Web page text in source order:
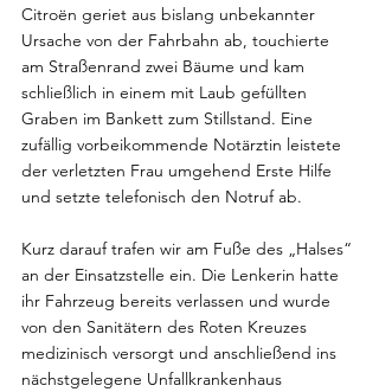
Citroën geriet aus bislang unbekannter
Ursache von der Fahrbahn ab, touchierte
am Straßenrand zwei Bäume und kam
schließlich in einem mit Laub gefüllten
Graben im Bankett zum Stillstand. Eine
zufällig vorbeikommende Notärztin leistete
der verletzten Frau umgehend Erste Hilfe
und setzte telefonisch den Notruf ab.
Kurz darauf trafen wir am Fuße des „Halses“
an der Einsatzstelle ein. Die Lenkerin hatte
ihr Fahrzeug bereits verlassen und wurde
von den Sanitätern des Roten Kreuzes
medizinisch versorgt und anschließend ins
nächstgelegene Unfallkrankenhaus